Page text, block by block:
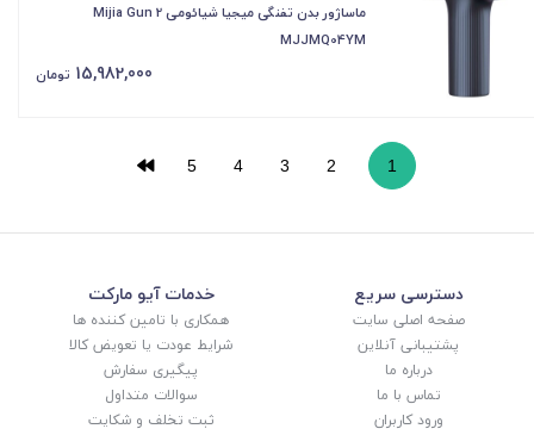
ماساژور بدن تفنگی میجیا شیائومی Mijia Gun 2
MJJMQ04YM
15,982,000 تومان
1
2
3
4
5
دسترسی سریع
صفحه اصلی سایت
پشتیبانی آنلاین
درباره ما
تماس با ما
ورود کاربران
خدمات آیو مارکت
همکاری با تامین کننده ها
شرایط عودت یا تعویض کالا
پیگیری سفارش
سوالات متداول
ثبت تخلف و شکایت